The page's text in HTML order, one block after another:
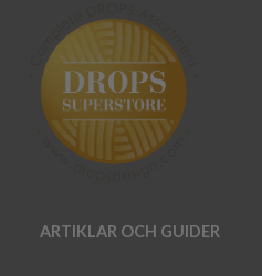
ARTIKLAR OCH GUIDER